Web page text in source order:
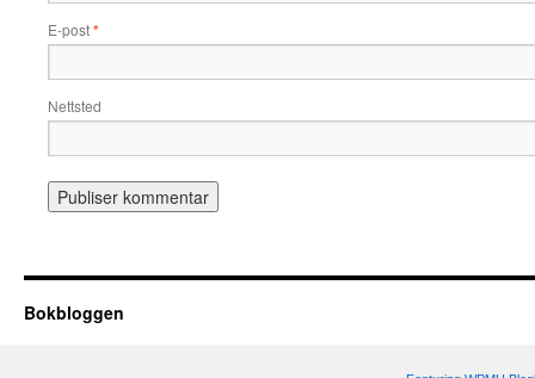
E-post*
Nettsted
Bokbloggen